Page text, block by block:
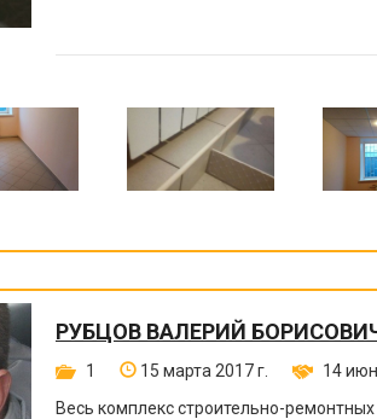
РУБЦОВ ВАЛЕРИЙ
1 15 марта 2017 г.
14
Весь комплекс строительно-